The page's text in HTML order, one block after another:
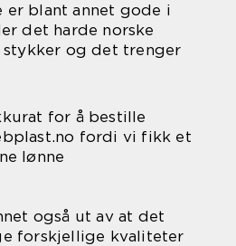
er blant annet gode i
det harde norske
stykker og det trenger
for å bestille
fordi vi fikk et
lønne
også ut av at det
forskjellige kvaliteter